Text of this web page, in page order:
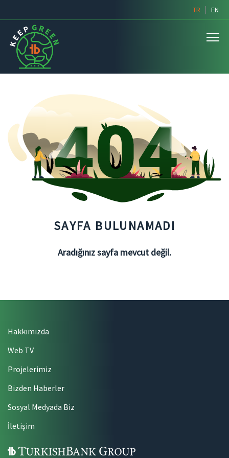
TR | EN
SAYFA BULUNAMADI
Aradığınız sayfa mevcut değil.
Hakkımızda
Web TV
Projelerimiz
Bizden Haberler
Sosyal Medyada Biz
İletişim